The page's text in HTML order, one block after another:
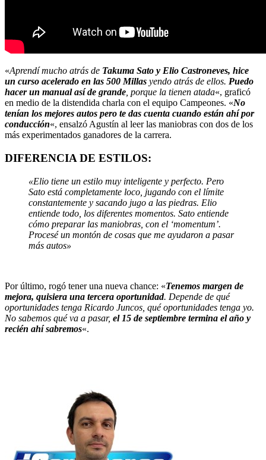
«Aprendí mucho atrás de Takuma Sato y Elio Castroneves, hice
un curso acelerado en las 500 Millas yendo atrás de ellos. Puedo
hacer un manual así de grande, porque la tienen atada«, graficó
en medio de la distendida charla con el equipo Campeones. «No
tenían los mejores autos pero te das cuenta cuando están ahí por
conducción«, ensalzó Agustín al leer las maniobras con dos de los
más experimentados ganadores de la carrera.
DIFERENCIA DE ESTILOS:
«Elio tiene un estilo muy inteligente y perfecto. Pero
Sato está completamente loco, jugando con el límite
constantemente y sacando jugo a las piedras. Elio
entiende todo, los diferentes momentos. Sato entiende
cómo preparar las maniobras, con el ‘momentum’.
Procesé un montón de cosas que me ayudaron a pasar
más autos»
Por último, rogó tener una nueva chance: «Tenemos margen de
mejora, quisiera una tercera oportunidad. Depende de qué
oportunidades tenga Ricardo Juncos, qué oportunidades tenga yo.
No sabemos qué va a pasar, el 15 de septiembre termina el año y
recién ahí sabremos«.